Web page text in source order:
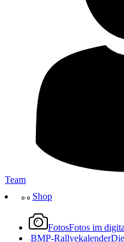
Team
Shop
FotosFotos im
BMP-Rallyekalender